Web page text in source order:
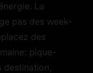
La
pas des week-
des
pique-
destination,